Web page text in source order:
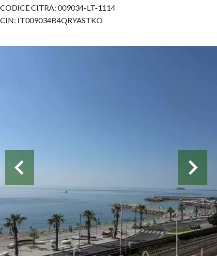
CODICE CITRA: 009034-LT-1114
CIN: IT009034B4QRYASTKO